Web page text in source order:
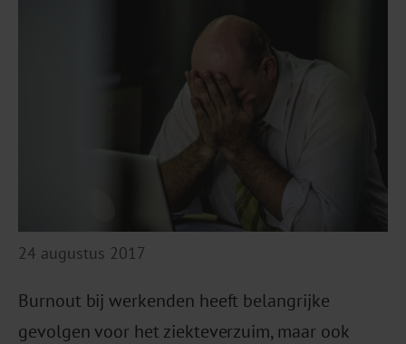
24 augustus 2017
Burnout bij werkenden heeft belangrijke
gevolgen voor het ziekteverzuim, maar ook